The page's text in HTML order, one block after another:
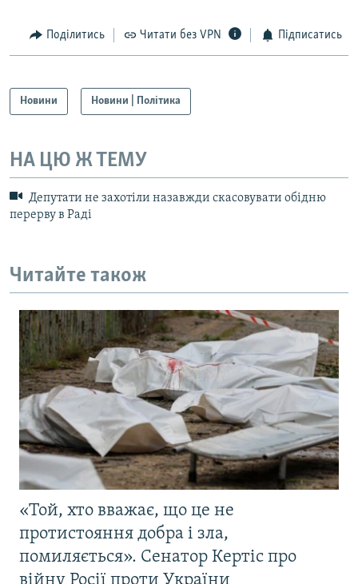
Поділитись Читати без VPN Підписатись
Новини Новини | Політика
НА ЦЮ Ж ТЕМУ
Депутати не захотіли назавжди скасовувати обідню
перерву в Раді
Читайте також
«Той, хто вважає, що це не
протистояння добра і зла,
помиляється». Сенатор Кертіс про